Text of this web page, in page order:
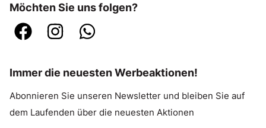
Möchten Sie uns folgen?
Immer die neuesten Werbeaktionen!
Abonnieren Sie unseren Newsletter und bleiben Sie auf
dem Laufenden über die neuesten Aktionen